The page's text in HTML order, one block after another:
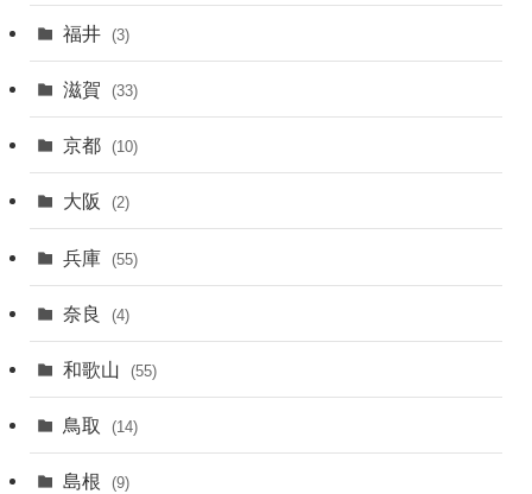
福井 (3)
滋賀 (33)
京都 (10)
大阪 (2)
兵庫 (55)
奈良 (4)
和歌山 (55)
鳥取 (14)
島根 (9)